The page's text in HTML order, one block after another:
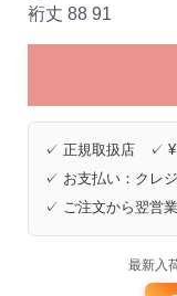
裄丈 88 91
✓ 正規取扱店 ✓
✓ お支払い：クレ
✓ ご注文から翌営
最新入